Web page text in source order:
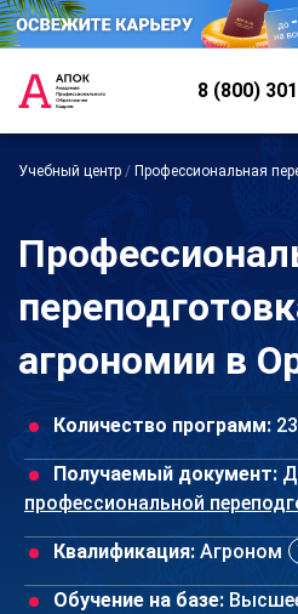
8 (800)
Учебный центр / Профессиональная
агрономии в
Количество программ: 23
Получаемый документ:
профессиональной
Квалификация: Агроном
Обучение на базе: